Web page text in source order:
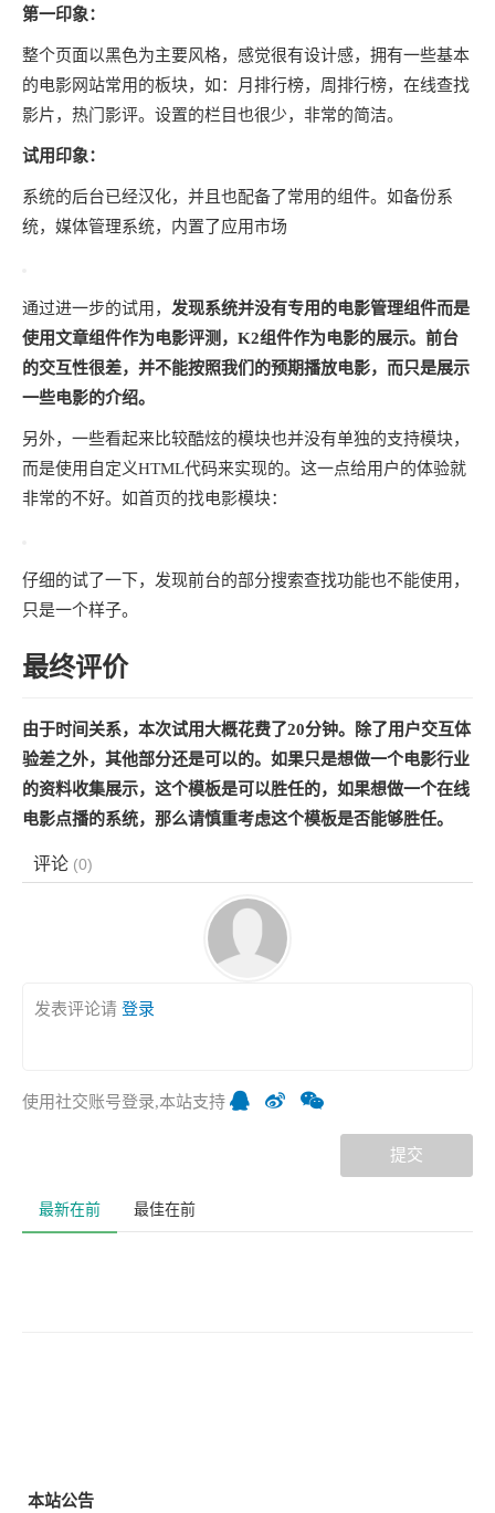
第一印象：
整个页面以黑色为主要风格，感觉很有设计感，拥有一些基本
的电影网站常用的板块，如：月排行榜，周排行榜，在线查找
影片，热门影评。设置的栏目也很少，非常的简洁。
试用印象：
系统的后台已经汉化，并且也配备了常用的组件。如备份系
统，媒体管理系统，内置了应用市场
通过进一步的试用， 发现系统并没有专用的电影管理组件而是
使用文章组件作为电影评测，K2组件作为电影的展示。前台
的交互性很差，并不能按照我们的预期播放电影，而只是展示
一些电影的介绍。
另外，一些看起来比较酷炫的模块也并没有单独的支持模块，
而是使用自定义HTML代码来实现的。这一点给用户的体验就
非常的不好。如首页的找电影模块：
仔细的试了一下，发现前台的部分搜索查找功能也不能使用，
只是一个样子。
最终评价
由于时间关系，本次试用大概花费了20分钟。
除了用户交互体
验差之外，其他部分还是可以的。如果只是想做一个电影行业
的资料收集展示，这个模板是可以胜任的，如果想做一个在线
电影点播的系统，那么请慎重考虑这个模板是否能够胜任。
评论 (0)
发表评论请 登录
使用社交账号登录,本站支持
提交
最新在前 最佳在前
本站公告